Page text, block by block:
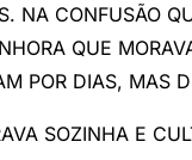
NA CONFUSÃO
QUE
POR DIAS, MAS
SOZINHA E